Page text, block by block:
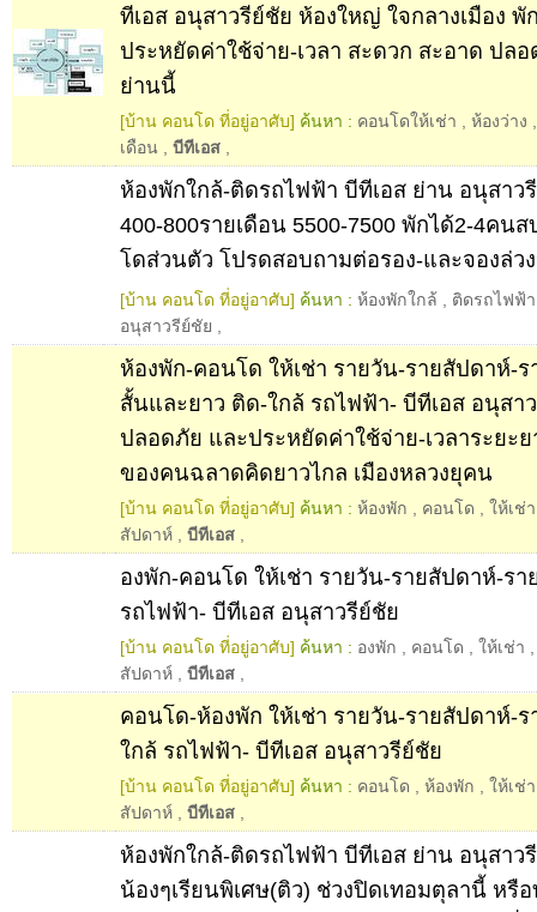
ทีเอส อนุสาวรีย์ชัย ห้องใหญ่ ใจกลางเมือง พั
ประหยัดค่าใช้จ่าย-เวลา สะดวก สะอาด ปล
ย่านนี้
[บ้าน คอนโด ที่อยู่อาศับ] ค้นหา : คอนโดให้เช่า ห้องว่าง
เดือน
บีทีเอส
ห้องพักใกล้-ติดรถไฟฟ้า บีทีเอส ย่าน อนุสาว
400-800รายเดือน 5500-7500 พักได้2-4คน
โดส่วนตัว โปรดสอบถามต่อรอง-และจองล่ว
[บ้าน คอนโด ที่อยู่อาศับ] ค้นหา : ห้องพักใกล้ ติดรถไฟฟ้า
อนุสาวรีย์ชัย
ห้องพัก-คอนโด ให้เช่า รายวัน-รายสัปดาห์-ร
สั้นและยาว ติด-ใกล้ รถไฟฟ้า- บีทีเอส อนุสา
ปลอดภัย และประหยัดค่าใช้จ่าย-เวลาระยะย
ของคนฉลาดคิดยาวไกล เมืองหลวงยุคน
[บ้าน คอนโด ที่อยู่อาศับ] ค้นหา : ห้องพัก คอนโด ให้เช่า
สัปดาห์
บีทีเอส
องพัก-คอนโด ให้เช่า รายวัน-รายสัปดาห์-รา
รถไฟฟ้า- บีทีเอส อนุสาวรีย์ชัย
[บ้าน คอนโด ที่อยู่อาศับ] ค้นหา : องพัก คอนโด ให้เช่า
สัปดาห์
บีทีเอส
คอนโด-ห้องพัก ให้เช่า รายวัน-รายสัปดาห์-ร
ใกล้ รถไฟฟ้า- บีทีเอส อนุสาวรีย์ชัย
[บ้าน คอนโด ที่อยู่อาศับ] ค้นหา : คอนโด ห้องพัก ให้เช่า
สัปดาห์
บีทีเอส
ห้องพักใกล้-ติดรถไฟฟ้า บีทีเอส ย่าน อนุสาว
น้องๆเรียนพิเศษ(ติว) ช่วงปิดเทอมตุลานี้ หรื